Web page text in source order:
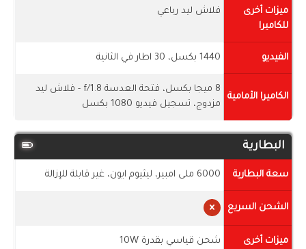
ميزات أخرى
للكاميرا
فلاش ليد رباعي
الفيديو 1440 بكسل، 30 اطار في الثانية
الكاميرا الأمامية
8 ميجا بكسل، فتحة العدسة f/1.8 - فلاش ليد
مزدوج، تسجيل فيديو 1080 بكسل
البطارية
سعة البطارية 6000 ملى امبير، ليثيوم ايون، غير قابلة للإزالة
الشحن السريع
ميزات أخرى
شحن قياسي بقدرة 10W